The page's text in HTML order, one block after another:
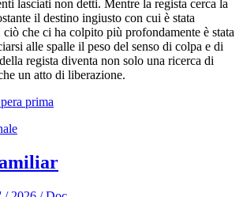
lasciati non detti. Mentre la regista cerca la
il destino ingiusto con cui è stata
che ci ha colpito più profondamente è stata
alle spalle il peso del senso di colpa e di
regista diventa non solo una ricerca di
un atto di liberazione.
prima